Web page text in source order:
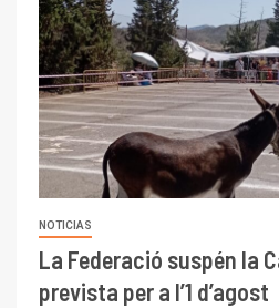
NOTICIAS
La Federació suspén la
prevista per a l’1 d’agost